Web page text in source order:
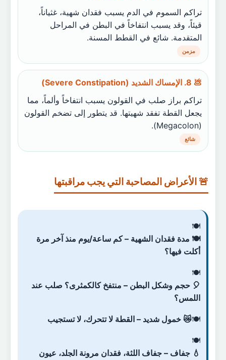
تراكم السموم في الدم يسبب فقدان شهية، غثياناً،
قيئاً، وقد يسبب انتفاخاً في البطن في المراحل
المتقدمة. شائع في القطط المسنة.
مزمن
💩 8. الإمساك الشديد (Severe Constipation)
تراكم براز صلب في القولون يسبب انتفاخاً وألماً، مما
يجعل القطة تفقد شهيتها. قد يتطور إلى تضخم القولون
(Megacolon).
شائع
🚨 الأعراض المصاحبة التي يجب مراقبتها
🍽️ مدة فقدان الشهية – كم ساعة/يوم منذ آخر مرة
أكلت فيها؟
🎈 حجم وشكل البطن – منتفخ كالكمثرى؟ صلب عند
اللمس؟
😿 خمول شديد – القطة لا تتحرك، لا تستجيب
💧 جفاف – جفاف اللثة، فقدان مرونة الجلد، عيون